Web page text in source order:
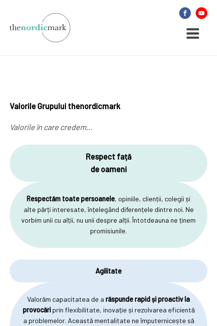
Valorile Grupului thenordicmark
Valorile în care credem…
Respect față
de oameni
Respectăm toate persoanele, opiniile, clienții, colegii și
alte părți interesate, înțelegând diferențele dintre noi. Ne
vorbim unii cu alții, nu unii despre alții. Întotdeauna ne ținem
promisiunile.
Agilitate
Valorăm capacitatea de a răspunde rapid și proactiv la
provocăriprin flexibilitate, inovație și rezolvarea eficientă
a problemelor. Această mentalitate ne împuternicește să